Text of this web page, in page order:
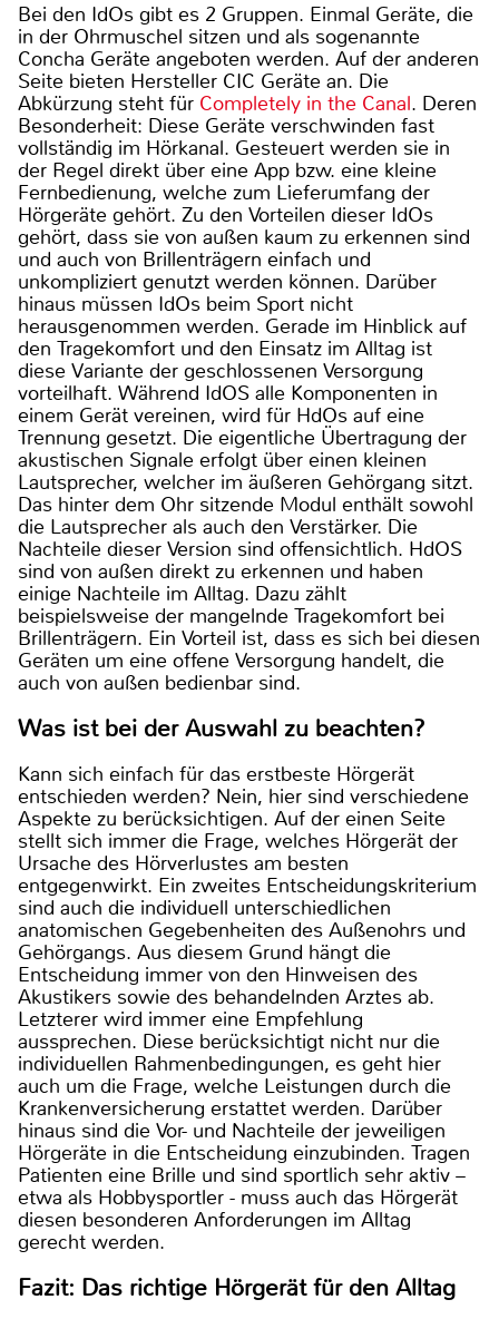
Bei den IdOs gibt es 2 Gruppen. Einmal Geräte, die
in der Ohrmuschel sitzen und als sogenannte
Concha Geräte angeboten werden. Auf der anderen
Seite bieten Hersteller CIC Geräte an. Die
Abkürzung steht für Completely in the Canal. Deren
Besonderheit: Diese Geräte verschwinden fast
vollständig im Hörkanal. Gesteuert werden sie in
der Regel direkt über eine App bzw. eine kleine
Fernbedienung, welche zum Lieferumfang der
Hörgeräte gehört. Zu den Vorteilen dieser IdOs
gehört, dass sie von außen kaum zu erkennen sind
und auch von Brillenträgern einfach und
unkompliziert genutzt werden können. Darüber
hinaus müssen IdOs beim Sport nicht
herausgenommen werden. Gerade im Hinblick auf
den Tragekomfort und den Einsatz im Alltag ist
diese Variante der geschlossenen Versorgung
vorteilhaft. Während IdOS alle Komponenten in
einem Gerät vereinen, wird für HdOs auf eine
Trennung gesetzt. Die eigentliche Übertragung der
akustischen Signale erfolgt über einen kleinen
Lautsprecher, welcher im äußeren Gehörgang sitzt.
Das hinter dem Ohr sitzende Modul enthält sowohl
die Lautsprecher als auch den Verstärker. Die
Nachteile dieser Version sind offensichtlich. HdOS
sind von außen direkt zu erkennen und haben
einige Nachteile im Alltag. Dazu zählt
beispielsweise der mangelnde Tragekomfort bei
Brillenträgern. Ein Vorteil ist, dass es sich bei diesen
Geräten um eine offene Versorgung handelt, die
auch von außen bedienbar sind.
Was ist bei der Auswahl zu beachten?
Kann sich einfach für das erstbeste Hörgerät
entschieden werden? Nein, hier sind verschiedene
Aspekte zu berücksichtigen. Auf der einen Seite
stellt sich immer die Frage, welches Hörgerät der
Ursache des Hörverlustes am besten
entgegenwirkt. Ein zweites Entscheidungskriterium
sind auch die individuell unterschiedlichen
anatomischen Gegebenheiten des Außenohrs und
Gehörgangs. Aus diesem Grund hängt die
Entscheidung immer von den Hinweisen des
Akustikers sowie des behandelnden Arztes ab.
Letzterer wird immer eine Empfehlung
aussprechen. Diese berücksichtigt nicht nur die
individuellen Rahmenbedingungen, es geht hier
auch um die Frage, welche Leistungen durch die
Krankenversicherung erstattet werden. Darüber
hinaus sind die Vor- und Nachteile der jeweiligen
Hörgeräte in die Entscheidung einzubinden. Tragen
Patienten eine Brille und sind sportlich sehr aktiv –
etwa als Hobbysportler - muss auch das Hörgerät
diesen besonderen Anforderungen im Alltag
gerecht werden.
Fazit: Das richtige Hörgerät für den Alltag